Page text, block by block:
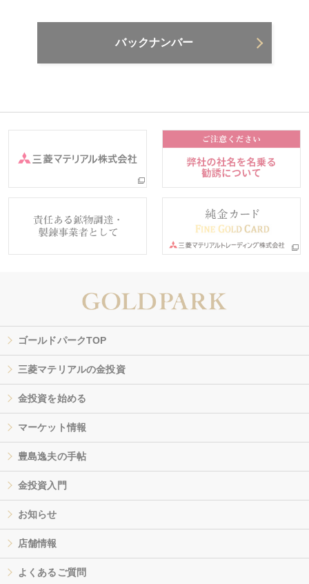
バックナンバー
ゴールドパークTOP
三菱マテリアルの金投資
金投資を始める
マーケット情報
豊島逸夫の手帖
金投資入門
お知らせ
店舗情報
よくあるご質問